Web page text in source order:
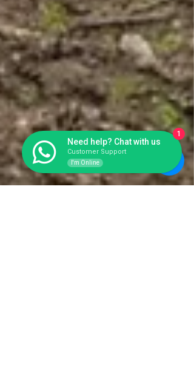
Need help? Chat with us
Customer Support
I'm Online
1